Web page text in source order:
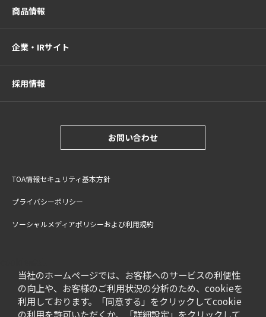
当社のホームページでは、お客様へのサービスの利便性
の向上や、お客様のご利用状況の分析のため、cookieを
利用しております。「同意する」をクリックしてcookie
の利用を許可いただくか、「詳細設定」をクリックして
商品情報
企業・IRサイト
採用情報
お問い合わせ
TOA情報セキュリティ基本方針
プライバシーポリシー
ソーシャルメディアポリシーおよび利用規約
特定商取引法に基づく表記